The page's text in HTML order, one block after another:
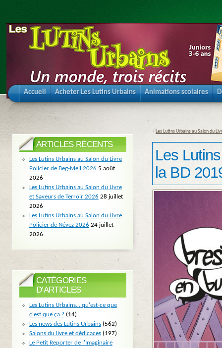
Accueil Acheter Les Lutins Urbains Animations scolaires
« Les Lutins Urbains au Salon du
Les
la BD
ARTICLES RÉCENTS
Les Lutins Urbains au Salon du Livre
Policier de Beg-Meil 2026 5 août
2026
Les Lutins Urbains au Salon du Livre
et Saveurs de Terroir 2026 28 juillet
2026
Les Lutins Urbains au Salon du Livre
Policier de Névez 2026 24 juillet
2026
CATÉGORIES
D’ARTICLES
Les Lutins Urbains… qu'est-ce que
c'est que ça ?(14)
Les news des Lutins Urbains(562)
Salons du livre et dédicaces(197)
Le Petit Reporter de l'Imaginaire